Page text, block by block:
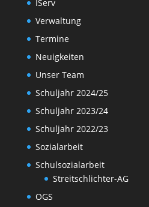
IServ
Verwaltung
Termine
Neuigkeiten
Unser Team
Schuljahr 2024/25
Schuljahr 2023/24
Schuljahr 2022/23
Sozialarbeit
Schulsozialarbeit
Streitschlichter-AG
OGS